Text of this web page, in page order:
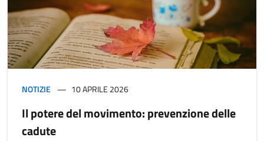
NOTIZIE 10 APRILE 2026
Il potere del movimento: prevenzione delle
cadute